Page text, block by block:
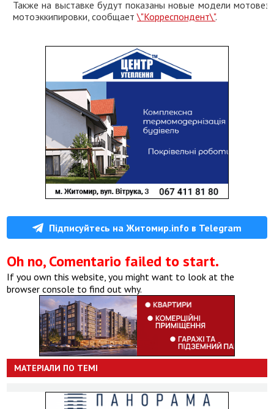
Также на выставке будут показаны новые модели
мотоэккипировки, сообщает\"Корреспондент\".
Підписуйтесь на Житомир.info в Telegram
Oh no, Comentario failed to start.
If you own this website, you might want to look at the
browser console to find out why.
МАТЕРІАЛИ ПО ТЕМІ